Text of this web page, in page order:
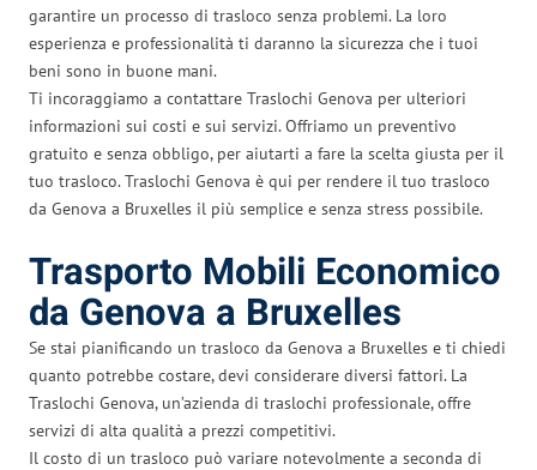
garantire un processo di trasloco senza problemi. La loro
esperienza e professionalità ti daranno la sicurezza che i tuoi
beni sono in buone mani.
Ti incoraggiamo a contattare Traslochi Genova per ulteriori
informazioni sui costi e sui servizi. Offriamo un preventivo
gratuito e senza obbligo, per aiutarti a fare la scelta giusta per il
tuo trasloco. Traslochi Genova è qui per rendere il tuo trasloco
da Genova a Bruxelles il più semplice e senza stress possibile.
Trasporto Mobili Economico
da Genova a Bruxelles
Se stai pianificando un trasloco da Genova a Bruxelles e ti chiedi
quanto potrebbe costare, devi considerare diversi fattori. La
Traslochi Genova, un’azienda di traslochi professionale, offre
servizi di alta qualità a prezzi competitivi.
Il costo di un trasloco può variare notevolmente a seconda di